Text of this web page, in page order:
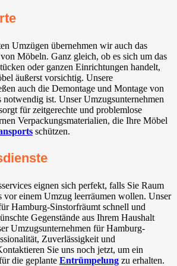
Umzügen übernehmen wir auch das
Möbeln. Ganz gleich, ob es sich um das
oder ganzen Einrichtungen handelt,
äußerst vorsichtig. Unsere
auch die Demontage und Montage von
ist. Unser Umzugsunternehmen
für zeitgerechte und problemlose
Verpackungsmaterialien, die Ihre Möbel
schützen.
eignen sich perfekt, falls Sie Raum
vor einem Umzug leerräumen wollen. Unser
Hamburg-Sinstorfräumt schnell und
Gegenstände aus Ihrem Haushalt
Umzugsunternehmen für Hamburg-
Zuverlässigkeit und
Sie uns noch jetzt, um ein
die geplante Entrümpelung zu erhalten.